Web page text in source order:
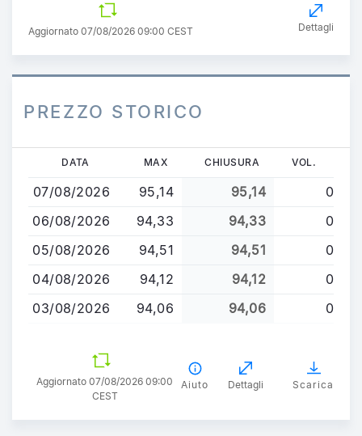
Aggiornato 07/08/2026 09:00 CEST Dettagli
PREZZO STORICO
contenuto
principale
DATA MAX CHIUSURA VOL.
07/08/2026 95,14 95,14
0
06/08/2026
94,33 94,33
0
05/08/2026
94,51 94,51
0
04/08/2026
94,12 94,12
0
03/08/2026
94,06 94,06 0
Aggiornato 07/08/2026 09:00
CEST
Aiuto Dettagli Scarica